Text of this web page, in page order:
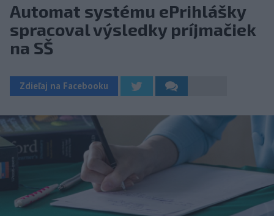
Automat systému ePrihlášky
spracoval výsledky príjmačiek
na SŠ
Zdieľaj na Facebooku